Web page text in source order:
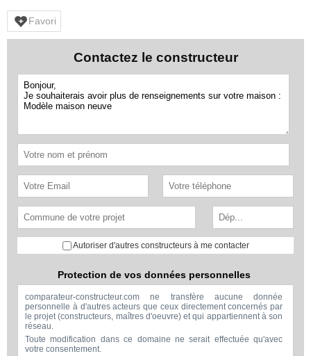
Favori
Contactez le constructeur
Autoriser d'autres constructeurs à me contacter
Protection de vos données personnelles
comparateur-constructeur.com ne transfère aucune donnée
personnelle à d'autres acteurs que ceux directement concernés par
le projet (constructeurs, maîtres d'oeuvre) et qui appartiennent à son
réseau.
Toute modification dans ce domaine ne serait effectuée qu'avec
votre consentement.